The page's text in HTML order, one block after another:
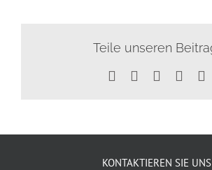
Teile unseren
Facebook WhatsApp
KONTAKTIEREN SIE UNS